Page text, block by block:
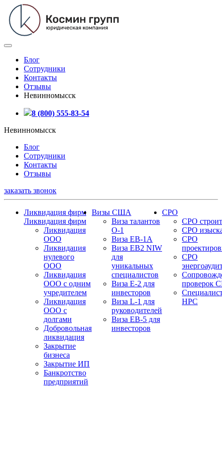
Блог
Сотрудники
Контакты
Отзывы
Невинномысск
8 (800) 555-83-54
Невинномысск
Блог
Сотрудники
Контакты
Отзывы
заказать звонок
Ликвидация фирм
Ликвидация фирм
Ликвидация
ООО
Ликвидация
нулевого
ООО
Ликвидация
ООО с одним
учредителем
Ликвидация
ООО с
долгами
Добровольная
ликвидация
Закрытие
бизнеса
Закрытие ИП
Банкротство
предприятий
Визы США
Виза талантов
О-1
Виза EB-1A
Виза EB2 NIW
для
уникальных
специалистов
Виза E-2 для
инвесторов
Виза L-1 для
руководителей
Виза EB-5 для
инвесторов
СРО
СРО
СРО
СРО
СРО
проверок
НРС